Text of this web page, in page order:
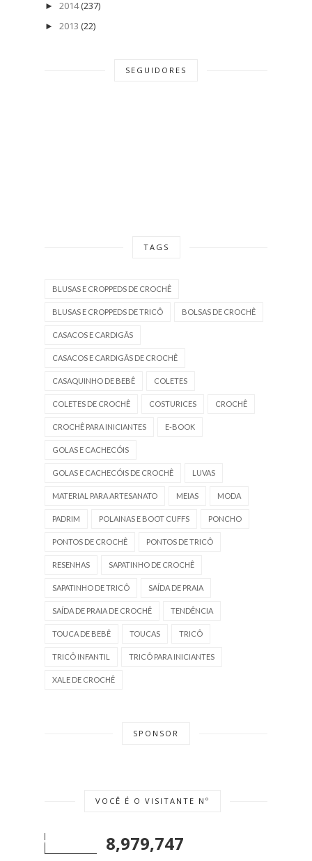
► 2014 (237)
► 2013 (22)
SEGUIDORES
TAGS
BLUSAS E CROPPEDS DE CROCHÊ
BLUSAS E CROPPEDS DE TRICÔ BOLSAS DE CROCHÊ
CASACOS E CARDIGÃS
CASACOS E CARDIGÃS DE CROCHÊ
CASAQUINHO DE BEBÊ COLETES
COLETES DE CROCHÊ COSTURICES CROCHÊ
CROCHÊ PARA INICIANTES E-BOOK
GOLAS E CACHECÓIS
GOLAS E CACHECÓIS DE CROCHÊ LUVAS
MATERIAL PARA ARTESANATO MEIAS MODA
PADRIM POLAINAS E BOOT CUFFS PONCHO
PONTOS DE CROCHÊ PONTOS DE TRICÔ
RESENHAS SAPATINHO DE CROCHÊ
SAPATINHO DE TRICÔ SAÍDA DE PRAIA
SAÍDA DE PRAIA DE CROCHÊ TENDÊNCIA
TOUCA DE BEBÊ TOUCAS TRICÔ
TRICÔ INFANTIL TRICÔ PARA INICIANTES
XALE DE CROCHÊ
SPONSOR
VOCÊ É O VISITANTE Nº
8,979,747